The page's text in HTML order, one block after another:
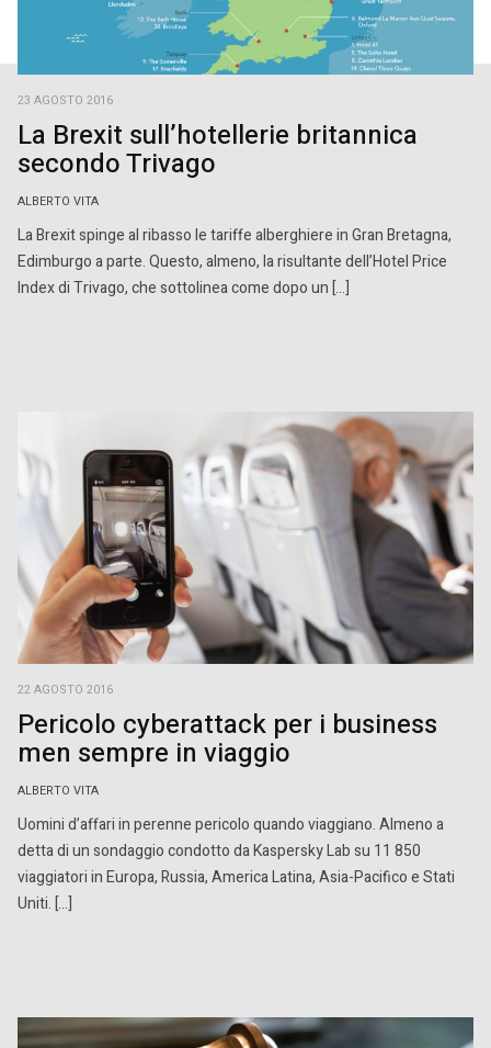
23 AGOSTO 2016
La Brexit sull’hotellerie britannica
secondo Trivago
ALBERTO VITA
La Brexit spinge al ribasso le tariffe alberghiere in Gran Bretagna,
Edimburgo a parte. Questo, almeno, la risultante dell’Hotel Price
Index di Trivago, che sottolinea come dopo un […]
22 AGOSTO 2016
Pericolo cyberattack per i business
men sempre in viaggio
ALBERTO VITA
Uomini d’affari in perenne pericolo quando viaggiano. Almeno a
detta di un sondaggio condotto da Kaspersky Lab su 11 850
viaggiatori in Europa, Russia, America Latina, Asia-Pacifico e Stati
Uniti. […]